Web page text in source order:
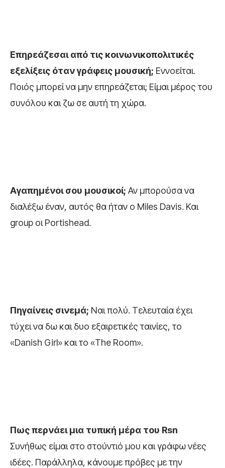
Επηρεάζεσαι από τις κοινωνικοπολιτικές
εξελίξεις όταν γράφεις μουσική; Εννοείται.
Ποιός μπορεί να μην επηρεάζεται; Είμαι μέρος του
συνόλου και ζω σε αυτή τη χώρα.
Αγαπημένοι σου μουσικοί; Αν μπορούσα να
διαλέξω έναν, αυτός θα ήταν ο Miles Davis. Και
group οι Portishead.
Πηγαίνεις σινεμά; Ναι πολύ. Tελευταία έχει
τύχει να δω και δυο εξαιρετικές ταινίες, το
«Danish Girl» και το «The Room».
Πως περνάει μια τυπική μέρα του Rsn
Συνήθως είμαι στο στούντιό μου και γράφω νέες
ιδέες. Παράλληλα, κάνουμε πρόβες με την